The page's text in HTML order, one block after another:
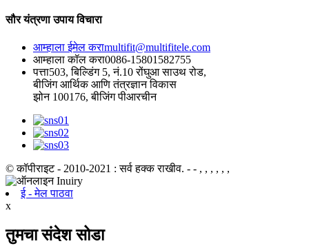
सौर यंत्रणा उपाय विचारा
आम्हाला ईमेल कराmultifit@multifitele.com
आम्हाला कॉल करा0086-15801582755
पत्ता503, बिल्डिंग 5, नं.10 रोंघुआ साउथ रोड,
बीजिंग आर्थिक आणि तंत्रज्ञान विकास
झोन 100176, बीजिंग पीआरचीन
© कॉपीराइट - 2010-2021 : सर्व हक्क राखीव. - - , , , , , ,
ई - मेल पाठवा
x
तुमचा संदेश सोडा